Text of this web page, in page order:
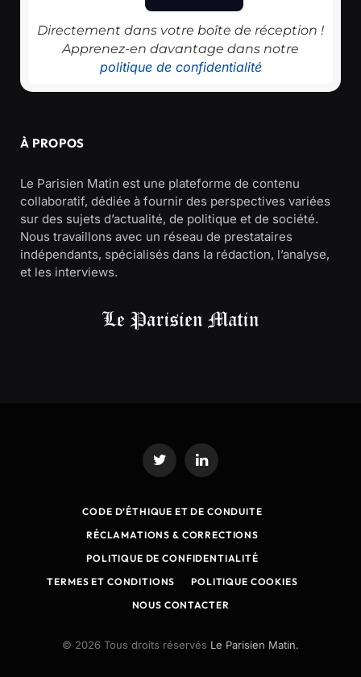
Directement dans votre boîte de réception !
Apprenez-en davantage dans notre
politique de confidentialité
À PROPOS
Le Parisien Matin est une plateforme de contenu
collaboratif, dédiée à fournir des perspectives variées
sur des sujets d’actualité, de politique et de société.
Nous travaillons avec un réseau de prestataires
indépendants, spécialisés dans la rédaction, l’analyse,
et les interviews.
Twitter LinkedIn
CODE D’ÉTHIQUE ET DE CONDUITE
RÉCLAMATIONS & CORRECTIONS
POLITIQUE DE CONFIDENTIALITÉ
TERMES ET CONDITIONS
POLITIQUE COOKIES
NOUS CONTACTER
© 2026 Tous droits réservés Le Parisien Matin.